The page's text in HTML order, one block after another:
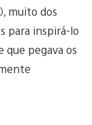
muito dos
para inspirá-lo
que pegava os